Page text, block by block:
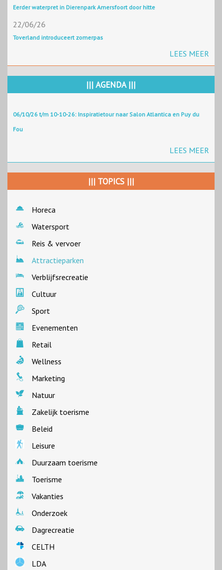
Eerder waterpret in Dierenpark Amersfoort door hitte
22/06/26
Toverland introduceert zomerpas
LEES MEER
||| AGENDA |||
06/10/26 t/m 10-10-26: Inspiratietour naar Salon Atlantica en Puy du
Fou
LEES MEER
||| TOPICS |||
Horeca
Watersport
Reis & vervoer
Attractieparken
Verblijfsrecreatie
Cultuur
Sport
Evenementen
Retail
Wellness
Marketing
Natuur
Zakelijk toerisme
Beleid
Leisure
Duurzaam toerisme
Toerisme
Vakanties
Onderzoek
Dagrecreatie
CELTH
LDA